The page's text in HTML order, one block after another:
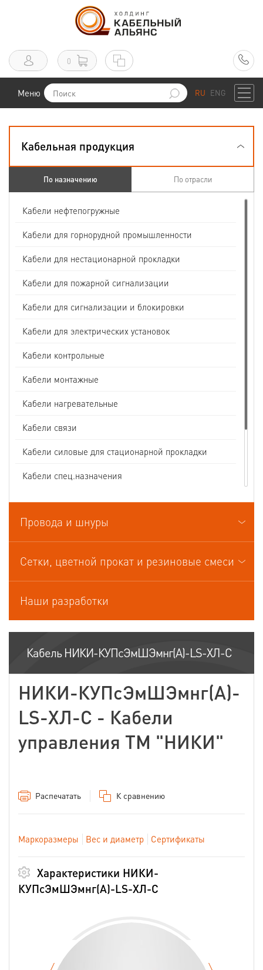
0
Меню RU ENG
Кабельная продукция
По назначению По отрасли
Кабели нефтепогружные
Кабели для горнорудной промышленности
Кабели для нестационарной прокладки
Кабели для пожарной сигнализации
Кабели для сигнализации и блокировки
Кабели для электрических установок
Кабели контрольные
Кабели монтажные
Кабели нагревательные
Кабели связи
Кабели силовые для стационарной прокладки
Кабели спец.назначения
Кабели судовые
Кабели термоэлектродные
Провода и шнуры
Сетки, цветной прокат и резиновые смеси
Наши разработки
Кабель НИКИ-КУПсЭмШЭмнг(А)-LS-ХЛ-С
НИКИ-КУПсЭмШЭмнг(А)-
LS-ХЛ-С - Кабели
управления ТМ "НИКИ"
Распечатать К сравнению
Маркоразмеры Вес и диаметр Сертификаты
Характеристики НИКИ-
КУПсЭмШЭмнг(А)-LS-ХЛ-С